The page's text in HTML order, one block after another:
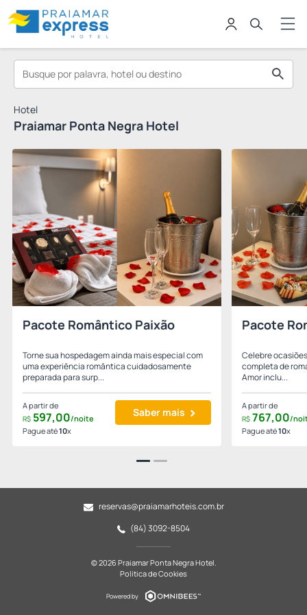
Hotel
Praiamar Ponta Negra Hotel
Pacote Romântico Paixão
Torne sua hospedagem ainda mais especial com
uma experiência romântica cuidadosamente
preparada para surp...
A partir de
R$ 597,00/noite
Pague até10x
Saber mais
Pacote
Celebre
completa de
Amor inclu...
A partir de
R$ 767,00/
Pague até10x
reservas@praiamarhoteis.com.br
(84) 3092-8504
© 2026 Praiamar Ponta Negra Hotel.
Política de Cookies
Powered by